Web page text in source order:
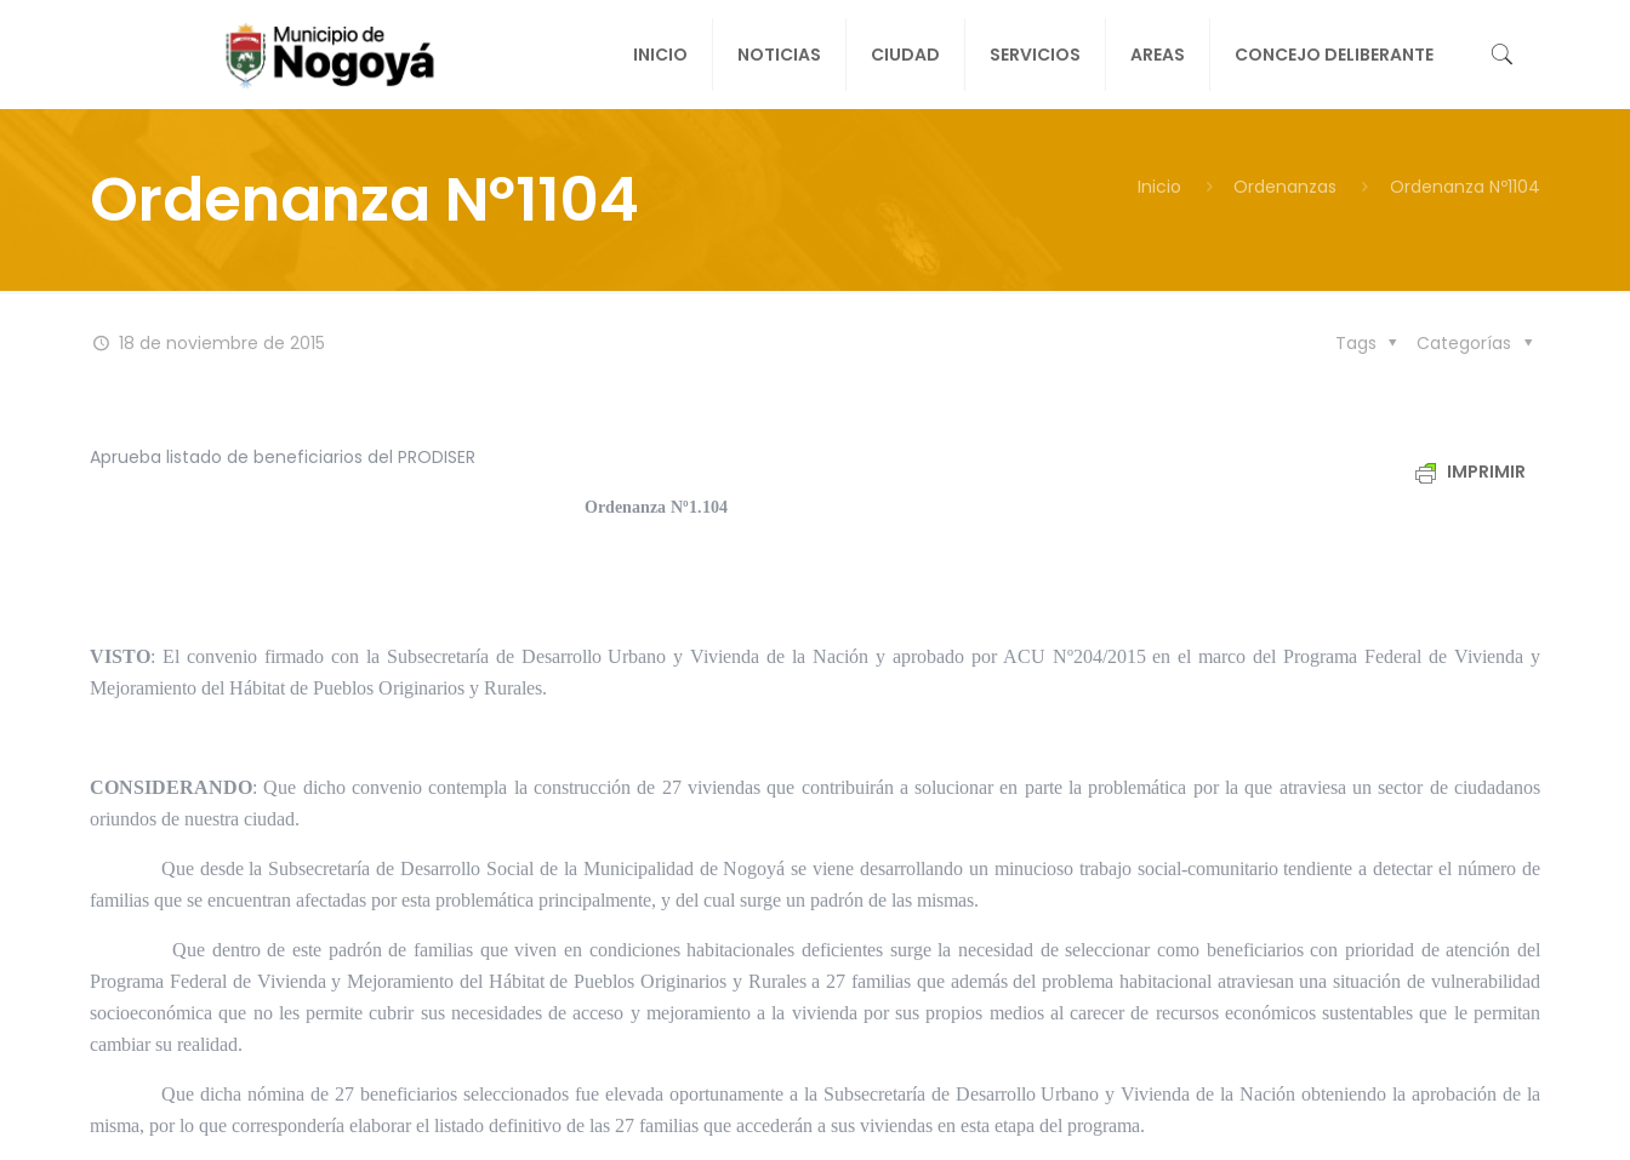
INICIO NOTICIAS CIUDAD SERVICIOS AREAS CONCEJO DELIBERANTE
Ordenanza Nº1104 Inicio Ordenanzas Ordenanza Nº1104
18 de noviembre de 2015 Categorías
Tags
IMPRIMIR
Aprueba listado de beneficiarios del PRODISER
Ordenanza Nº1.104
VISTO: El convenio firmado con la Subsecretaría de Desarrollo Urbano y Vivienda de la Nación y aprobado por ACU Nº204/2015 en el marco del Programa Federal de Vivienda y
Mejoramiento del Hábitat de Pueblos Originarios y Rurales.
CONSIDERANDO: Que dicho convenio contempla la construcción de 27 viviendas que contribuirán a solucionar en parte la problemática por la que atraviesa un sector de ciudadanos
oriundos de nuestra ciudad.
Que desde la Subsecretaría de Desarrollo Social de la Municipalidad de Nogoyá se viene desarrollando un minucioso trabajo social-comunitario tendiente a detectar el número de
familias que se encuentran afectadas por esta problemática principalmente, y del cual surge un padrón de las mismas.
Que dentro de este padrón de familias que viven en condiciones habitacionales deficientes surge la necesidad de seleccionar como beneficiarios con prioridad de atención del
Programa Federal de Vivienda y Mejoramiento del Hábitat de Pueblos Originarios y Rurales a 27 familias que además del problema habitacional atraviesan una situación de vulnerabilidad
socioeconómica que no les permite cubrir sus necesidades de acceso y mejoramiento a la vivienda por sus propios medios al carecer de recursos económicos sustentables que le permitan
cambiar su realidad.
Que dicha nómina de 27 beneficiarios seleccionados fue elevada oportunamente a la Subsecretaría de Desarrollo Urbano y Vivienda de la Nación obteniendo la aprobación de la
misma, por lo que correspondería elaborar el listado definitivo de las 27 familias que accederán a sus viviendas en esta etapa del programa.